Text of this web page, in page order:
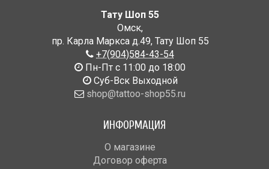
Тату Шоп 55
Омск,
пр. Карла Маркса д.49, Тату Шоп 55
+7(904)584-43-54
Пн-Пт с 11:00 до 18:00
Cуб-Вск Выходной
shop@tattoo-shop55.ru
ИНФОРМАЦИЯ
О магазине
Договор оферта